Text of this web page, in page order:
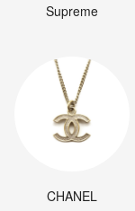
Supreme
CHANEL